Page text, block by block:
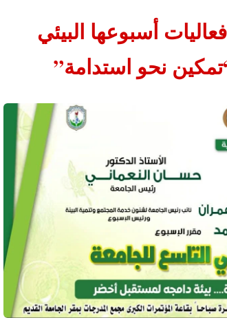
أسبوعها البيئي
نحو استدامة”